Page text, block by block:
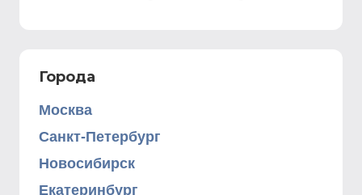
Города
Москва
Санкт-Петербург
Новосибирск
Екатеринбург